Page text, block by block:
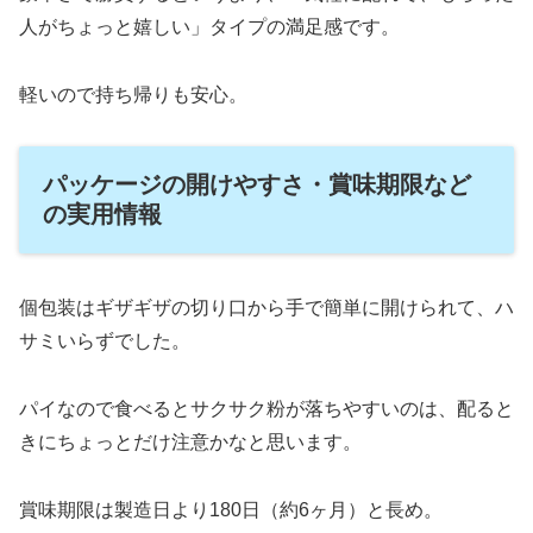
人がちょっと嬉しい」タイプの満足感です。
軽いので持ち帰りも安心。
パッケージの開けやすさ・賞味期限など
の実用情報
個包装はギザギザの切り口から手で簡単に開けられて、ハ
サミいらずでした。
パイなので食べるとサクサク粉が落ちやすいのは、配ると
きにちょっとだけ注意かなと思います。
賞味期限は製造日より180日（約6ヶ月）と長め。